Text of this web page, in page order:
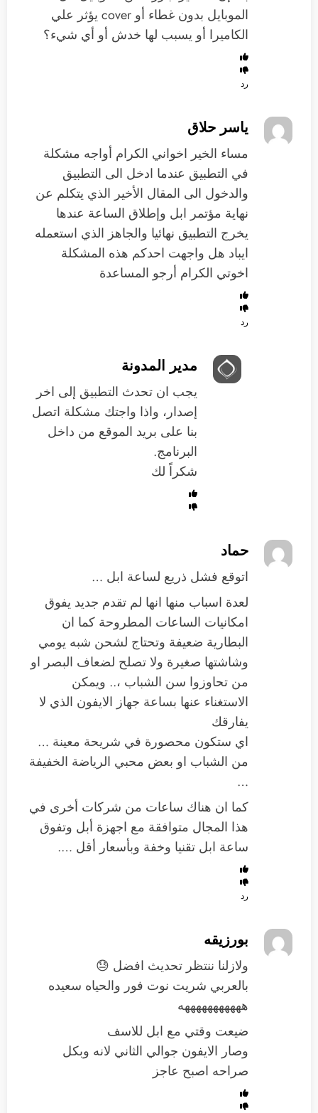
الموبايل بدون غطاء أو cover يؤثر علي
الكاميرا أو يسبب لها خدش أو أي شيء؟
رد
ياسر حلاق
مساء الخير اخواني الكرام أواجه مشكلة
في التطبيق عندما ادخل الى التطبيق
والدخول الى المقال الأخير الذي يتكلم عن
نهاية مؤتمر ابل وإطلاق الساعة عندها
يخرج التطبيق نهائيا والجاهز الذي استعمله
ايباد هل واجهت احدكم هذه المشكلة
اخوتي الكرام أرجو المساعدة
رد
مدير المدونة
يجب ان تحدث التطبيق إلى اخر
إصدار، واذا واجتك مشكلة اتصل
بنا على بريد الموقع من داخل
البرنامج.
شكراً لك
حماد
اتوقع فشل ذريع لساعة ابل …
لعدة اسباب منها انها لم تقدم جديد يفوق
امكانيات الساعات المطروحة كما ان
البطارية ضعيفة وتحتاج لشحن شبه يومي
وشاشتها صغيرة ولا تصلح لضعاف البصر او
من تحاوزوا سن الشباب ،.. ويمكن
الاستغناء عنها بساعة جهاز الايفون الذي لا
يفارقك
اي ستكون محصورة في شريحة معينة …
من الشباب او بعض محبي الرياضة الخفيفة
…
كما ان هناك ساعات من شركات أخرى في
هذا المجال متوافقة مع اجهزة أبل وتفوق
ساعة ابل تقنيا وخفة وبأسعار أقل ….
رد
بورزيقه
ولازلنا ننتظر تحديث افضل 😓
بالعربي شريت نوت فور والحياه سعيده
هههههههههههه
ضيعت وقتي مع ابل للاسف
وصار الايفون جوالي الثاني لانه وبكل
صراحه اصبح عاجز